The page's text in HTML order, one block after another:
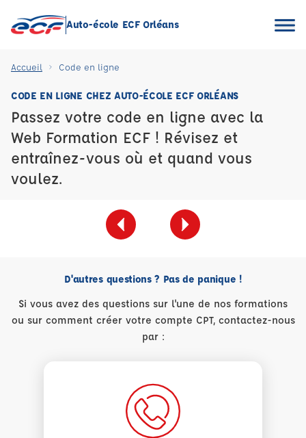
Auto-école ECF Orléans
Accueil Code en ligne
CODE EN LIGNE CHEZ AUTO-ÉCOLE ECF ORLÉANS
Passez votre code en ligne avec la
Web Formation ECF ! Révisez et
entraînez-vous où et quand vous
voulez.
D'autres questions ? Pas de panique !
Si vous avez des questions sur l'une de nos formations
ou sur comment créer votre compte CPT, contactez-nous
par :